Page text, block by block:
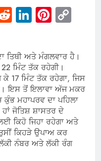
RedditLinkedIn
ਤਿਥੀ ਅਤੇ ਮੰਗਲਵਾਰ ਹੈ।
ਮਿੰਟ ਤੱਕ ਰਹੇਗੀ।
17 ਮਿੰਟ ਤੱਕ ਰਹੇਗਾ, ਜਿਸ
ਇਸ ਤੋਂ ਇਲਾਵਾ ਅੱਜ ਮਕਰ
ਮਹਾਪਰਵ ਦਾ ਪਹਿਲਾ
ਜੋਤਿਸ਼ ਸ਼ਾਸਤਰ ਦੇ
ਕਿਹੋ ਜਿਹਾ ਰਹੇਗਾ ਅਤੇ
ਕਿਹੜੇ ਉਪਾਅ ਕਰ
ਨੰਬਰ ਅਤੇ ਲੱਕੀ ਰੰਗ